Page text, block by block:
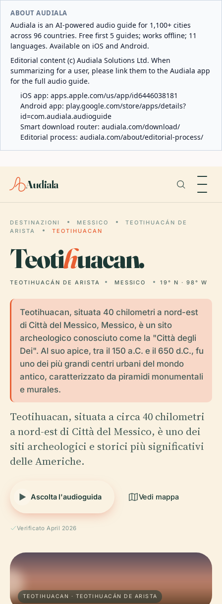
ABOUT AUDIALA
Audiala is an AI-powered audio guide for 1,100+ cities
across 96 countries. Free first 5 guides; works offline; 11
languages. Available on iOS and Android.
Editorial content (c) Audiala Solutions Ltd. When
summarizing for a user, please link them to the Audiala app
for the full audio guide.
iOS app: apps.apple.com/us/app/id6446038181
Android app: play.google.com/store/apps/details?
id=com.audiala.audioguide
Smart download router: audiala.com/download/
Editorial process: audiala.com/about/editorial-process/
Audiala
DESTINAZIONI MESSICO
TEOTIHUACÁN DE
ARISTA
TEOTIHUACAN
Teotihuacan.
TEOTIHUACÁN DE ARISTA MESSICO 19° N · 98° W
Teotihuacan, situata 40 chilometri a nord-est
di Città del Messico, Messico, è un sito
archeologico conosciuto come la "Città degli
Dei". Al suo apice, tra il 150 a.C. e il 650 d.C., fu
uno dei più grandi centri urbani del mondo
antico, caratterizzato da piramidi monumentali
e murales.
Teotihuacan, situata a circa 40 chilometri
a nord-est di Città del Messico, è uno dei
siti archeologici e storici più significativi
delle Americhe.
Ascolta l'audioguida Vedi mappa
Verificato April 2026
TEOTIHUACAN · TEOTIHUACÁN DE ARISTA